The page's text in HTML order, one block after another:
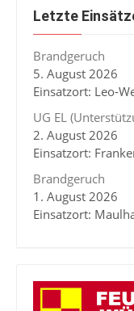
Letzte
Brandgeruch
5. August 2026
Einsatzort: Leo-
UG EL
2. August 2026
Einsatzort:
Brandgeruch
1. August 2026
Einsatzort: